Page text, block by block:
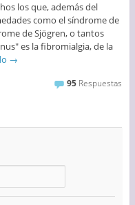
los que, además del
como el síndrome de
de Sjögren, o tantos
es la fibromialgia, de la
→
95 Respuestas